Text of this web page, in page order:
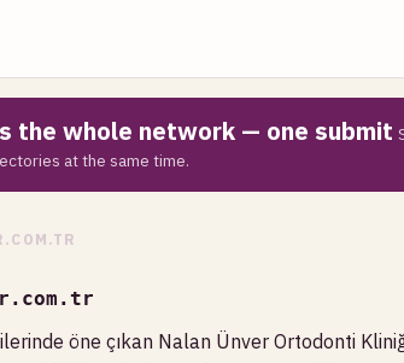
the whole network — one submit
at the same time.
öne çıkan Nalan Ünver Ortodonti